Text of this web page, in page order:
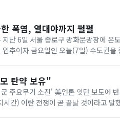
폭염, 열대야까지 펄펄
난 6일 서울 종로구 광화문광장에 온
추이자 금요일인 오늘(7일) 수도권을
탄약 보유"
주요무기 소진' 美언론 잇단 보도에
간) 이란 전쟁이 곧 끝날 것이라고 말